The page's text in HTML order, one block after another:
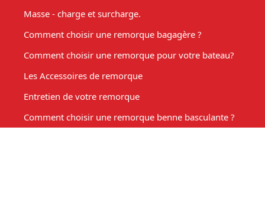
Masse - charge et surcharge.
Comment choisir une remorque bagagère ?
Comment choisir une remorque pour votre bateau?
Les Accessoires de remorque
Entretien de votre remorque
Comment choisir une remorque benne basculante ?